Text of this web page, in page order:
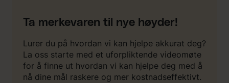
Ta merkevaren til nye høyder!
Lurer du på hvordan vi kan hjelpe akkurat deg?
La oss starte med et uforpliktende videomøte
for å finne ut hvordan vi kan hjelpe deg med å
nå dine mål raskere og mer kostnadseffektivt.